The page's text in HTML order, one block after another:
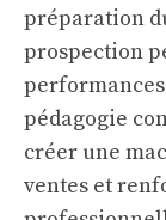
préparation
prospection
pédagogie
créer une
ventes et